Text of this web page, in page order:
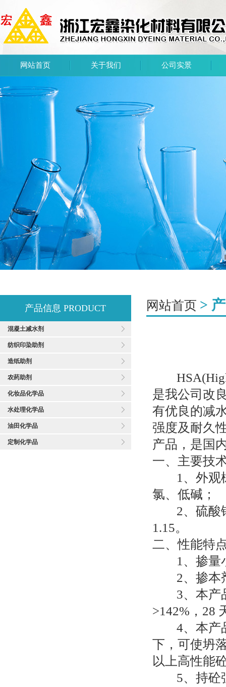
网站首页 关于我们 公司实景
产品信息PRODUCT
混凝土减水剂
纺织印染助剂
造纸助剂
农药助剂
化妆品化学品
水处理化学品
油田化学品
定制化学品
网站首页 >
HSA(High
是我公司改
有优良的减
强度及耐久
产品，是国
一、主要技
1、外观
氯、低碱；
2、硫酸
1.15。
二、性能特
1、掺量
2、掺本
3、本产
>142%，28
4、本产
下，可使坍
以上高性能
5、持砼